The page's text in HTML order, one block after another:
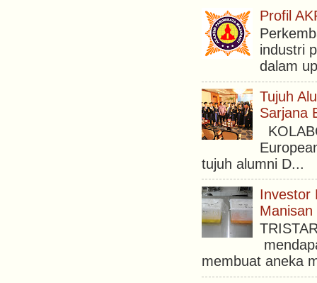
Profil
industri
dalam
Tujuh
Sarjana
tujuh alumni D...
Investor
membuat aneka